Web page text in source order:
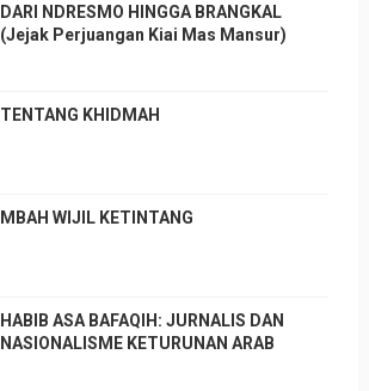
DARI NDRESMO HINGGA BRANGKAL
(Jejak Perjuangan Kiai Mas Mansur)
TENTANG KHIDMAH
MBAH WIJIL KETINTANG
HABIB ASA BAFAQIH: JURNALIS DAN
NASIONALISME KETURUNAN ARAB